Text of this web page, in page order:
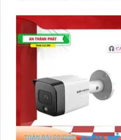
sản xuất. Được tích hợp công nghệ IP POE, camera có
khả năng xử lý hình ảnh sáng đẹp